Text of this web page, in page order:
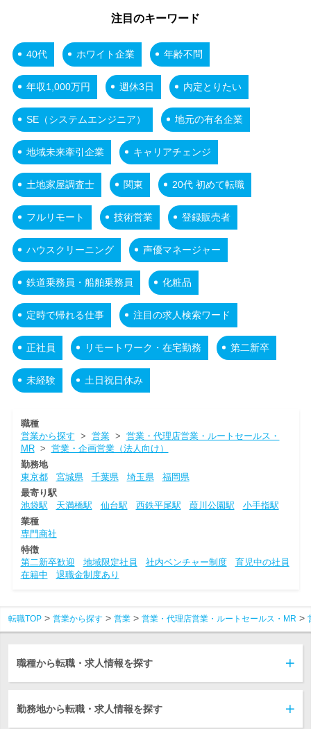
注目のキーワード
40代 ホワイト企業 年齢不問
年収1,000万円 週休3日 内定とりたい
SE（システムエンジニア） 地元の有名企業
地域未来牽引企業 キャリアチェンジ
土地家屋調査士 関東 20代 初めて転職
フルリモート 技術営業 登録販売者
ハウスクリーニング 声優マネージャー
鉄道乗務員・船舶乗務員 化粧品
定時で帰れる仕事 注目の求人検索ワード
正社員 リモートワーク・在宅勤務 第二新卒
未経験 土日祝日休み
職種
営業から探す > 営業> 営業・代理店営業・ルートセールス・
MR> 営業・企画営業（法人向け）
勤務地
東京都
宮城県 千葉県 埼玉県
福岡県
最寄り駅
池袋駅
天満橋駅 仙台駅 西鉄平尾駅 葭川公園駅
小手指駅
業種
専門商社
特徴
第二新卒歓迎
地域限定社員 社内ベンチャー制度
育児中の社員
在籍中
退職金制度あり
転職TOP 営業から探す 営業 営業・代理店営業・ルートセールス・MR
職種から転職・求人情報を探す
勤務地から転職・求人情報を探す